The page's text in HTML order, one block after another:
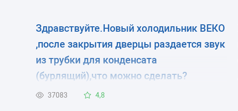
Здравствуйте.Новый холодильник ВЕКО
,после закрытия дверцы раздается звук
из трубки для конденсата
(бурлящий),что можно сделать?
37083 4,8